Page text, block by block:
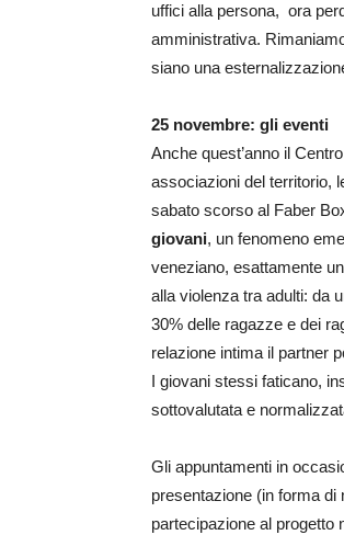
uffici alla persona, ora
amministrativa.
siano una
25 novembre: gli eventi
Anche quest’anno il
associazioni del territorio,
sabato scorso al Faber
giovani, un fenomeno
veneziano, esattamente
alla violenza tra adulti: da
30% delle ragazze e dei
relazione intima il partner
I giovani stessi faticano,
sottovalutata e
Gli appuntamenti in
presentazione (in forma di
partecipazione al progetto